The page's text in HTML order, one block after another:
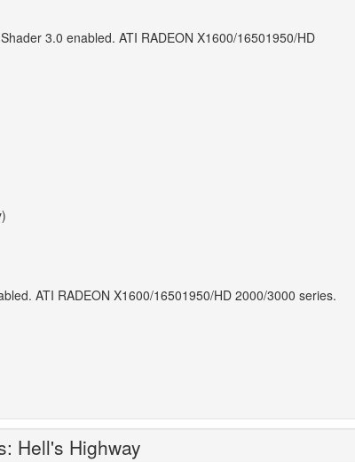
3.0 enabled. ATI RADEON X1600/16501950/HD
ATI RADEON X1600/16501950/HD 2000/3000 series.
Hell's Highway